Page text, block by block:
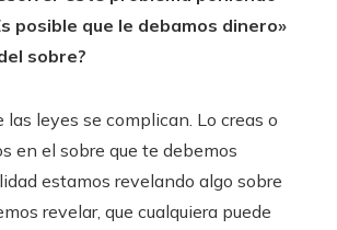
posible que le debamos dinero»
sobre?
las leyes se complican. Lo creas o
en el sobre que te debemos
estamos revelando algo sobre
revelar, que cualquiera puede